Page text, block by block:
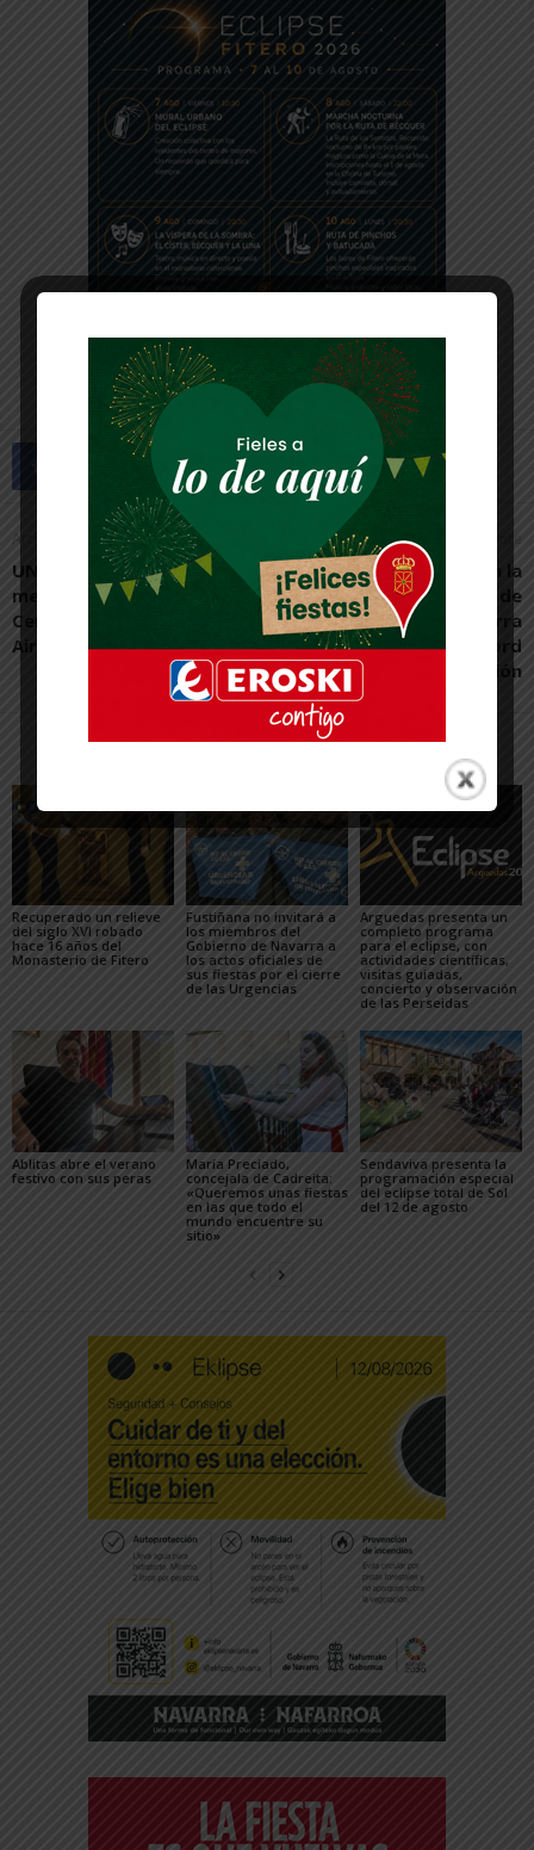
Artículo anterior
UNED Tudela exhibe las
mejores obras del XX
Certamen de Pintura al
Aire Libre de Monteagudo
Artículo siguiente
El paro baja un 3,6% en la
oficina de empleo de
Tudela mientras Navarra
alcanza un nuevo récord
de afiliación
Artículos relacionados Más del autor
Recuperado un relieve
del siglo XVI robado
hace 16 años del
Monasterio de Fitero
Fustiñana no invitará a
los miembros del
Gobierno de Navarra a
los actos oficiales de
sus fiestas por el cierre
de las Urgencias
Arguedas presenta un
completo programa
para el eclipse, con
actividades científicas,
visitas guiadas,
concierto y observación
de las Perseidas
Ablitas abre el verano
festivo con sus peras
María Preciado,
concejala de Cadreita:
«Queremos unas fiestas
en las que todo el
mundo encuentre su
sitio»
Sendaviva presenta la
programación especial
del eclipse total de Sol
del 12 de agosto